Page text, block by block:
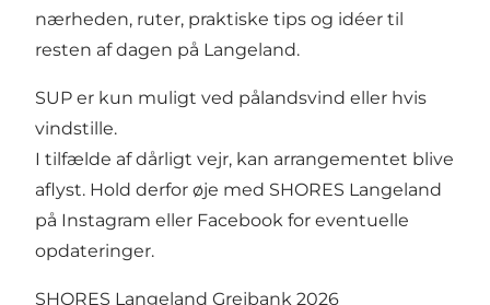
nærheden, ruter, praktiske tips og idéer til
resten af dagen på Langeland.
SUP er kun muligt ved pålandsvind eller hvis
vindstille.
I tilfælde af dårligt vejr, kan arrangementet blive
aflyst. Hold derfor øje med SHORES Langeland
på Instagram eller Facebook for eventuelle
opdateringer.
SHORES Langeland Grejbank 2026